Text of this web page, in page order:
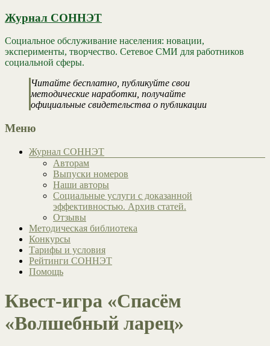
Журнал СОННЭТ
Социальное обслуживание населения: новации,
эксперименты, творчество. Сетевое СМИ для работников
социальной сферы.
Читайте бесплатно, публикуйте свои
методические наработки, получайте
официальные свидетельства о публикации
Меню
Журнал СОННЭТ
Авторам
Выпуски номеров
Наши авторы
Социальные услуги с доказанной
эффективностью. Архив статей.
Отзывы
Методическая библиотека
Конкурсы
Тарифы и условия
Рейтинги СОННЭТ
Помощь
Квест-игра «Спасём
«Волшебный ларец»